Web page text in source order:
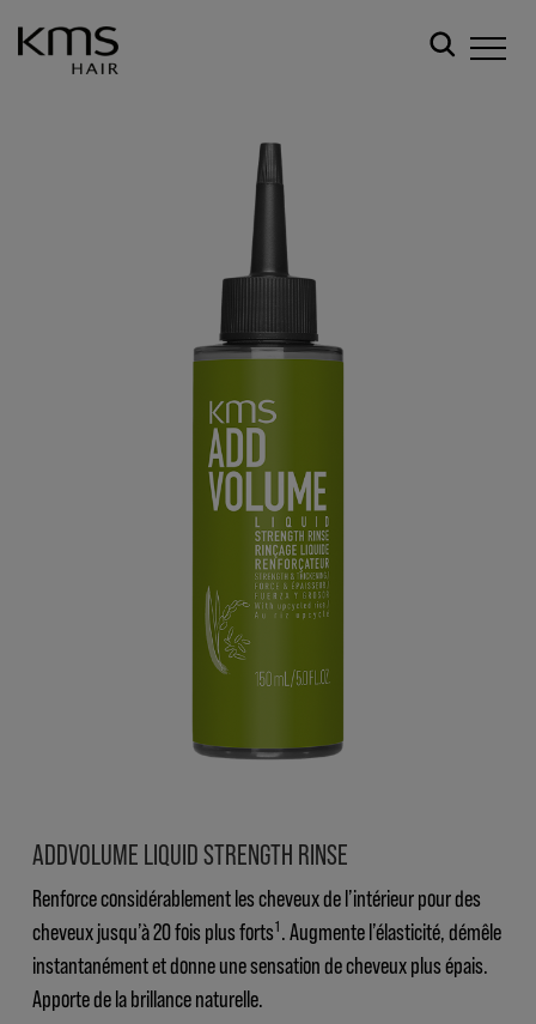
ADDVOLUME LIQUID STRENGTH RINSE
Renforce considérablement les cheveux de l’intérieur pour des
cheveux jusqu’à 20 fois plus forts¹. Augmente l’élasticité, démêle
instantanément et donne une sensation de cheveux plus épais.
Apporte de la brillance naturelle.